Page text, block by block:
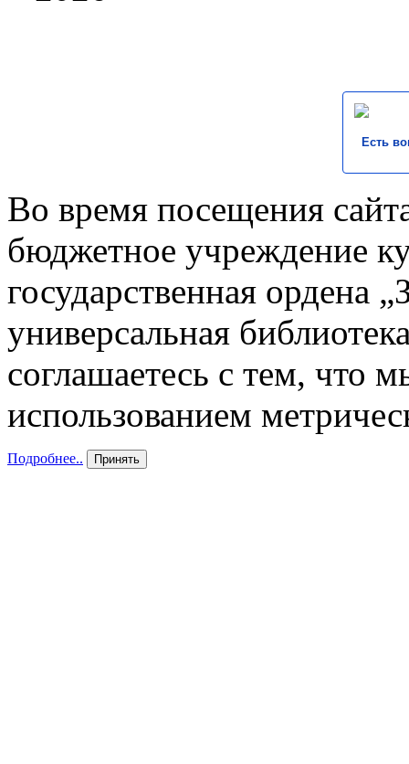
Есть
Во время посещения
бюджетное учреждение
государственная ордена
универсальная
соглашаетесь с тем, что
использованием
Подробнее.. Принять